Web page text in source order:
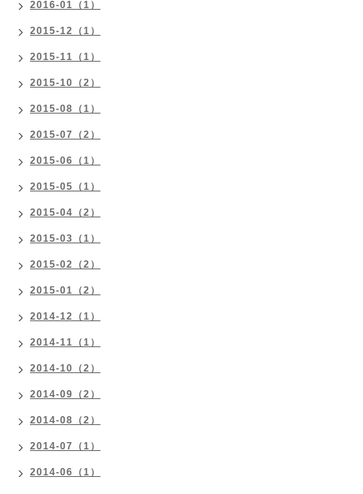
2016-01（1）
2015-12（1）
2015-11（1）
2015-10（2）
2015-08（1）
2015-07（2）
2015-06（1）
2015-05（1）
2015-04（2）
2015-03（1）
2015-02（2）
2015-01（2）
2014-12（1）
2014-11（1）
2014-10（2）
2014-09（2）
2014-08（2）
2014-07（1）
2014-06（1）